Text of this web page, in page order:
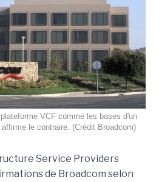
VCF comme les bases d'un
le contraire. (Crédit Broadcom)
Service Providers
de Broadcom selon